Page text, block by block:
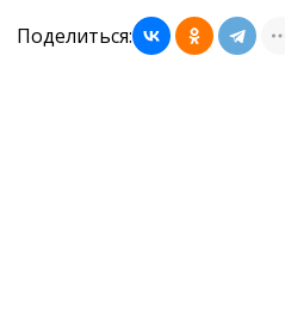
Поделиться: